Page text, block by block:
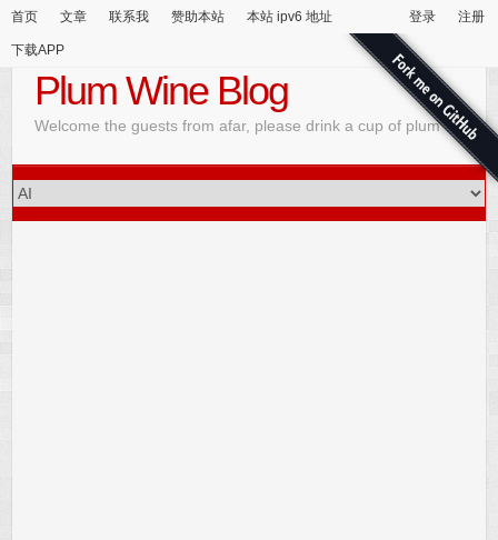
首页 文章 联系我 赞助本站 本站 ipv6 地址
下载APP
登录 注册
Plum Wine Blog
Welcome the guests from afar, please drink a cup of plum wine